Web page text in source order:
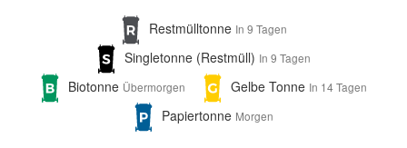
Restmülltonne In 9 Tagen
Singletonne (Restmüll) In 9 Tagen
Biotonne Übermorgen Gelbe Tonne In 14 Tagen
Papiertonne Morgen